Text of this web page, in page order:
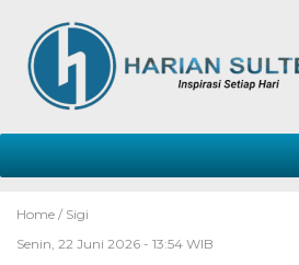
Home / Sigi
Senin, 22 Juni 2026 - 13:54 WIB